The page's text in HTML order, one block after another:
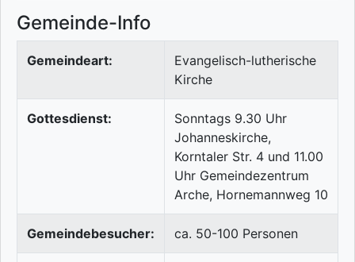
Gemeinde-Info
Gemeindeart:
Evangelisch-lutherische
Kirche
Gottesdienst:
Sonntags 9.30 Uhr
Johanneskirche,
Korntaler Str. 4 und 11.00
Uhr Gemeindezentrum
Arche, Hornemannweg 10
Gemeindebesucher: ca. 50-100 Personen